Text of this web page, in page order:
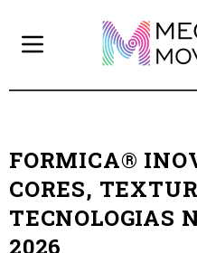
FORMICA®
CORES,
TECNOLOGIAS
2026